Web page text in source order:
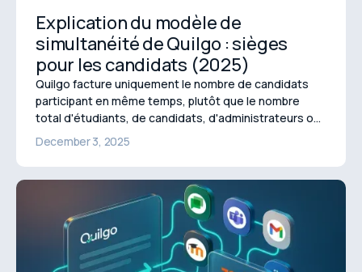
Explication du modèle de
simultanéité de Quilgo : sièges
pour les candidats (2025)
Quilgo facture uniquement le nombre de candidats
participant en même temps, plutôt que le nombre
total d'étudiants, de candidats, d'administrateurs ou
de tests effectués. Ce modèle de simultanéité,
connu sous le nom de « sièges de candidats »,
permet un volume de tests illimité tout en maintenant
des coûts prévisibles et alignés sur l'utilisation réelle.
December 3, 2025